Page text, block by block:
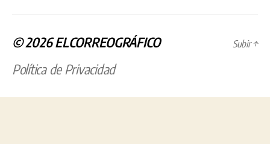
© 2026ELCORREOGRÁFICO
Política de Privacidad
Subir↑